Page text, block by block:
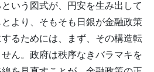
いう図式が、円安を生み出して
より、そもそも日銀が金融政策
るためには、まず、その構造転
ん。政府は秩序なきバラマキを